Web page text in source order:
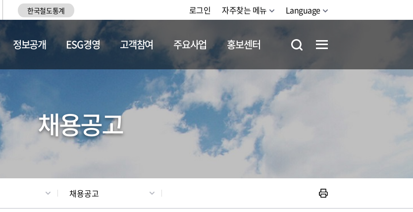
한국철도통계 로그인 자주찾는 메뉴 Language
채용정보
정보공개 ESG경영 고객참여 주요사업 홍보센터
채용공고
채용공고